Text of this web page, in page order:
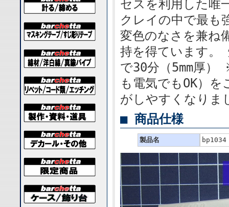
セスを利用した唯
クレイの中で最も
変色のなさを兼ね
持を得ています。
で30分（5mm厚
も電気でもOK）
がしやすくなりま
■ 商品仕様
製品名 bp1034